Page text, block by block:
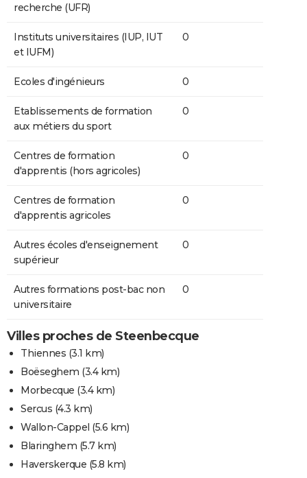
recherche (UFR)
Instituts universitaires (IUP, IUT
et IUFM)
0
Ecoles d'ingénieurs 0
Etablissements de formation
aux métiers du sport
0
Centres de formation
d'apprentis (hors agricoles)
0
Centres de formation
d'apprentis agricoles
0
Autres écoles d'enseignement
supérieur
0
Autres formations post-bac non
universitaire
0
Villes proches de Steenbecque
Thiennes (3.1 km)
Boëseghem (3.4 km)
Morbecque (3.4 km)
Sercus (4.3 km)
Wallon-Cappel (5.6 km)
Blaringhem (5.7 km)
Haverskerque (5.8 km)